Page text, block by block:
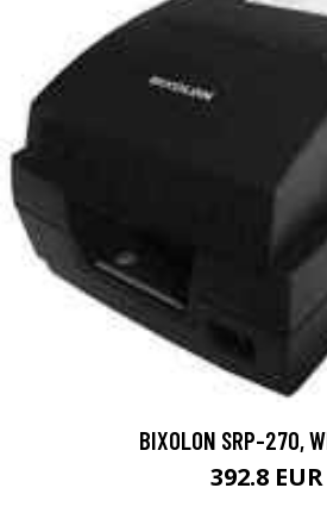
BIXOLON SRP-270,
392.8 EUR